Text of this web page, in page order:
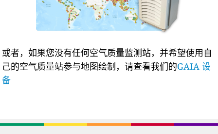
或者，如果您没有任何空气质量监测站，并希望使用自
己的空气质量站参与地图绘制，请查看我们的GAIA 设
备